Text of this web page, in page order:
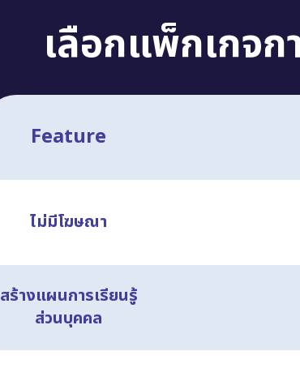
เลือกแพ็กเกจ
Feature
ไม่มีโฆษณา
สร้างแผนการเรียนรู้
ส่วนบุคคล